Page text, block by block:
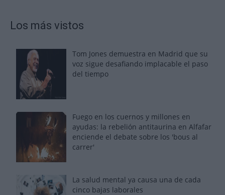
Los más vistos
Tom Jones demuestra en Madrid que su
voz sigue desafiando implacable el paso
del tiempo
Fuego en los cuernos y millones en
ayudas: la rebelión antitaurina en Alfafar
enciende el debate sobre los 'bous al
carrer'
La salud mental ya causa una de cada
cinco bajas laborales